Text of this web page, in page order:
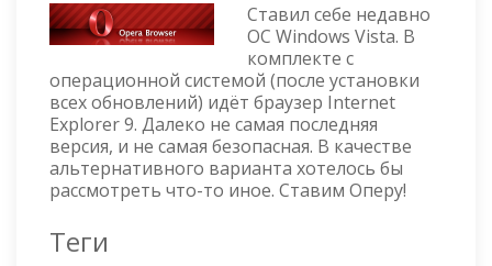
Ставил себе недавно
ОС Windows Vista. В
комплекте с
операционной системой (после установки
всех обновлений) идёт браузер Internet
Explorer 9. Далеко не самая последняя
версия, и не самая безопасная. В качестве
альтернативного варианта хотелось бы
рассмотреть что-то иное. Ставим Оперу!
Теги